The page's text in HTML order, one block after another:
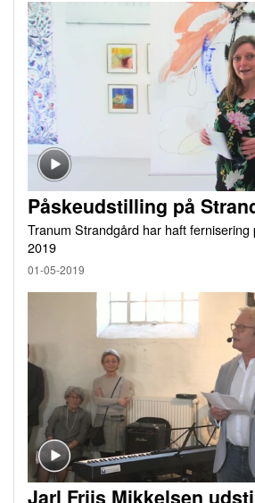
Påskeudstilling på
Tranum Strandgård har haft fernisering
2019
01-05-2019
Jarl Friis Mikkelsen